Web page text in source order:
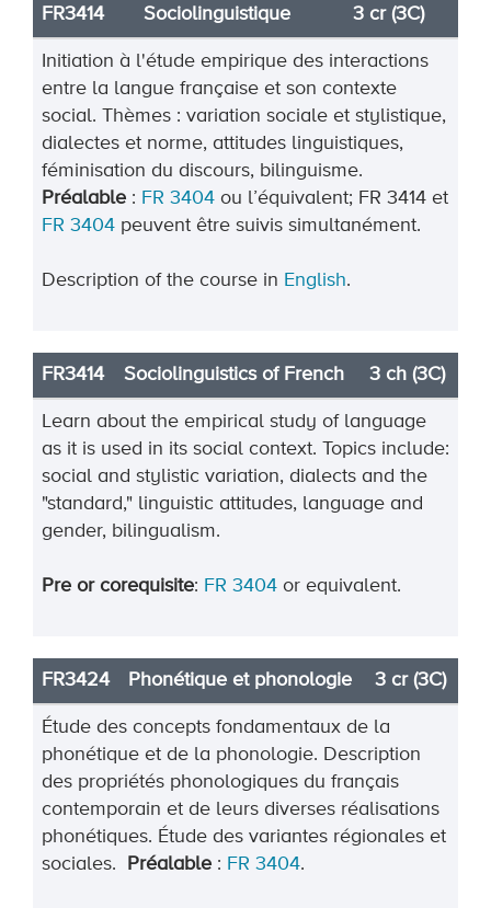
FR3414 Sociolinguistique 3 cr (3C)
Initiation à l'étude empirique des interactions
entre la langue française et son contexte
social. Thèmes : variation sociale et stylistique,
dialectes et norme, attitudes linguistiques,
féminisation du discours, bilinguisme.
Préalable : FR 3404 ou l’équivalent; FR 3414 et
FR 3404 peuvent être suivis simultanément.
Description of the course in English.
FR3414 Sociolinguistics of French 3 ch (3C)
Learn about the empirical study of language
as it is used in its social context. Topics include:
social and stylistic variation, dialects and the
"standard," linguistic attitudes, language and
gender, bilingualism.
Pre or corequisite: FR 3404 or equivalent.
FR3424 Phonétique et phonologie 3 cr (3C)
Étude des concepts fondamentaux de la
phonétique et de la phonologie. Description
des propriétés phonologiques du français
contemporain et de leurs diverses réalisations
phonétiques. Étude des variantes régionales et
sociales.
Préalable : FR 3404.